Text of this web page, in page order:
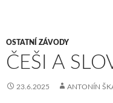
OSTATNÍ ZÁVODY
ČEŠI A
23.6.2025 ANTONÍN